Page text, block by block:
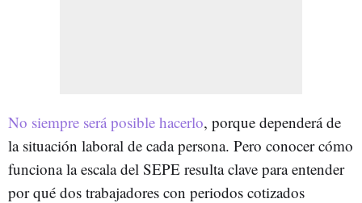
No siempre será posible hacerlo, porque dependerá de
la situación laboral de cada persona. Pero conocer cómo
funciona la escala del SEPE resulta clave para entender
por qué dos trabajadores con periodos cotizados